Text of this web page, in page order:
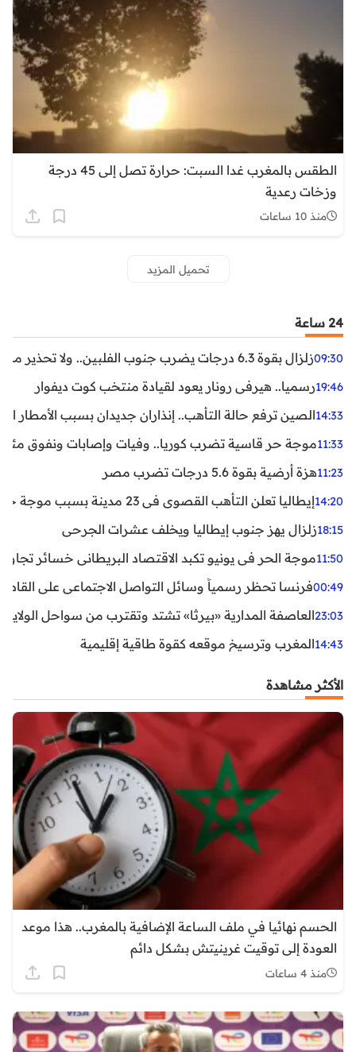
الطقس بالمغرب غدا السبت: حرارة تصل إلى 45 درجة
وزخات رعدية
منذ 10 ساعات
تحميل المزيد
24 ساعة
09:30زلزال بقوة 6.3 درجات يضرب جنوب الفلبين.. ولا تحذير من تسونامي حتى الآن
19:46رسميا.. هيرفي رونار يعود لقيادة منتخب كوت ديفوار
14:33الصين ترفع حالة التأهب.. إنذاران جديدان بسبب الأمطار
11:33موجة حر قاسية تضرب كوريا.. وفيات وإصابات ونفوق مئات
11:23هزة أرضية بقوة 5.6 درجات تضرب مصر
14:20إيطاليا تعلن التأهب القصوى في 23 مدينة بسبب موجة حر شديدة
18:15زلزال يهز جنوب إيطاليا ويخلف عشرات الجرحى
11:50موجة الحر في يونيو تكبد الاقتصاد البريطاني خسائر تجاوزت 1.5 مليار
00:49فرنسا تحظر رسمياً وسائل التواصل الاجتماعي على القاصرين
23:03العاصفة المدارية «بيرثا» تشتد وتقترب من سواحل
14:43المغرب وترسيخ موقعه كقوة طاقية إقليمية
الأكثر مشاهدة
الحسم نهائيا في ملف الساعة الإضافية بالمغرب.. هذا موعد
العودة إلى توقيت غرينيتش بشكل دائم
منذ 4 ساعات